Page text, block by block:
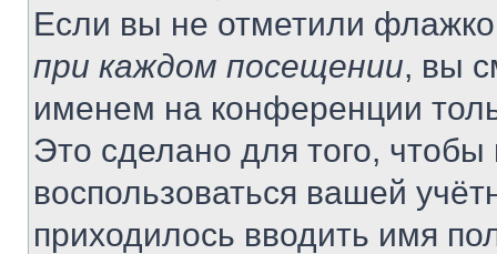
Если вы не отметили
при каждом посещении, вы
именем на конференции
Это сделано для того, чтобы
воспользоваться вашей
приходилось вводить имя